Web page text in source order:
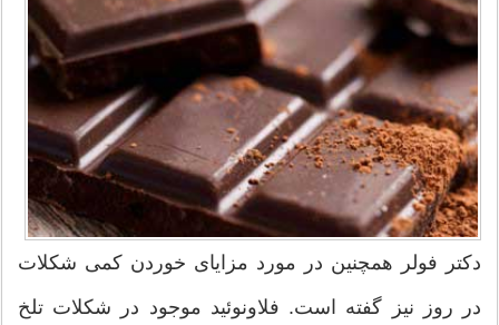
دکتر فولر همچنین در مورد مزایای خوردن کمی شکلات
در روز نیز گفته است. فلاونوئید موجود در شکلات تلخ